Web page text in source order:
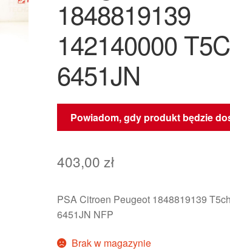
1848819139
142140000
6451JN
Powiadom, gdy produkt będzie
403,00 zł
PSA Citroen Peugeot 1848819139
6451JN NFP
Brak w magazynie